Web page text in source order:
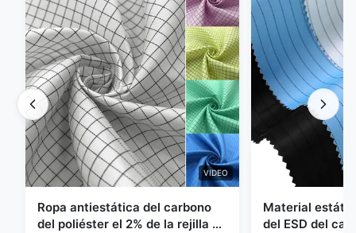
VIDEO
Ropa antiestática del carbono
del poliéster el 2% de la rejilla el
Material
del ESD del